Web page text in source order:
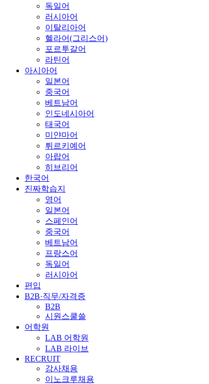
독일어
러시아어
이탈리아어
헬라어(그리스어)
포르투갈어
라틴어
아시아어
일본어
중국어
베트남어
인도네시아어
태국어
미얀마어
튀르키예어
아랍어
히브리어
한국어
진짜학습지
영어
일본어
스페인어
중국어
베트남어
프랑스어
독일어
러시아어
편입
B2B·직무/자격증
B2B
시원스쿨쓸
어학원
LAB 어학원
LAB 라이브
RECRUIT
강사채용
이노크루채용